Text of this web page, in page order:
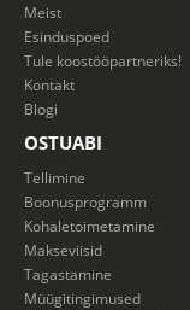
Meist
Esinduspoed
Tule koostööpartneriks!
Kontakt
Blogi
OSTUABI
Tellimine
Boonusprogramm
Kohaletoimetamine
Makseviisid
Tagastamine
Müügitingimused